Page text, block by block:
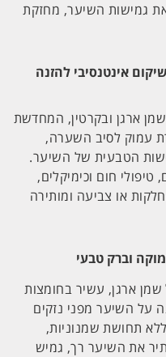
את גמישות השיער, מחזקת
ארגן 500 מ"ל – שיקום אינטנסיבי להזנה
ארגן ובקרטין, המחדשת
עמוק לסיב השערה,
הטבעית של השיער.
חום וכימיקלים,
או צביעה ומותירה
ארגן, עשיר בחומצות
על השיער מפני נזקים
תחושת שמנוניות,
את השיער רך, גמיש